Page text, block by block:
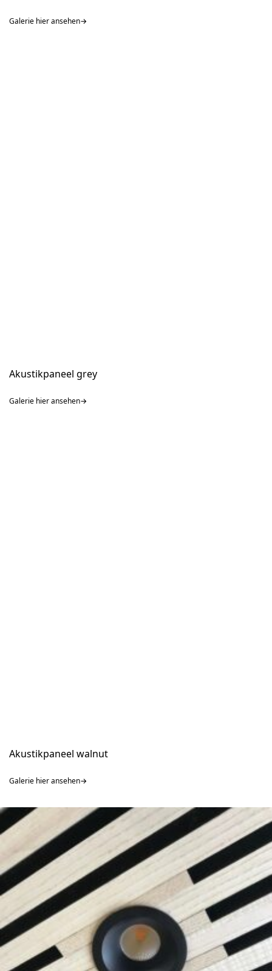
Galerie hier ansehen
Akustikpaneel grey
Galerie hier ansehen
Akustikpaneel walnut
Galerie hier ansehen